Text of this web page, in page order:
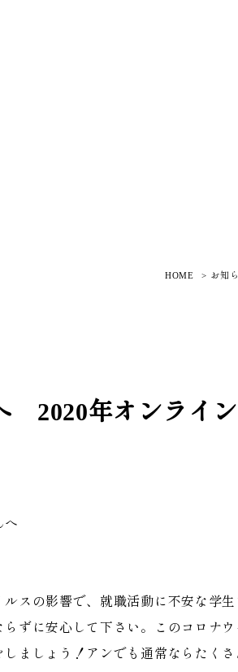
HOME お知
2020年オンライ
へ
スの影響で、就職活動に不安な学
ずに安心して下さい。このコロナ
ましょう！アンでも通常ならたく